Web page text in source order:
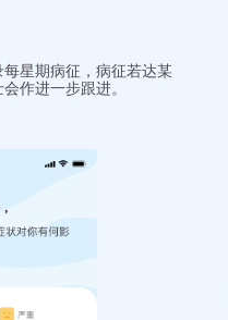
星期病征，病征若达某
作进一步跟进。